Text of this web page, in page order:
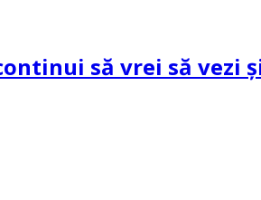
să vrei să vezi